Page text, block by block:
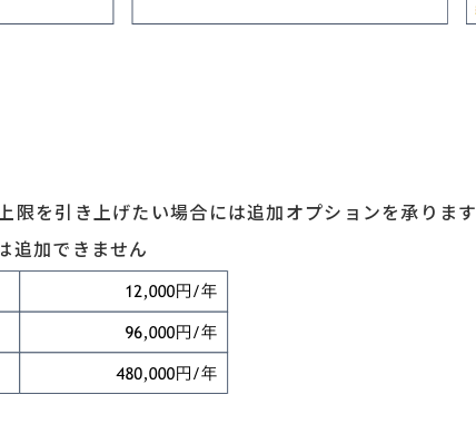
限を引き上げたい場合には追加オプションを承ります
追加できません